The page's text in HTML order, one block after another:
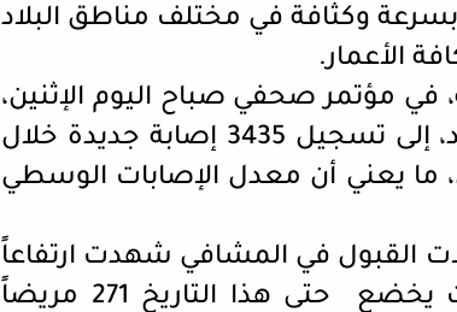
بالانتشار بسرعة وكثافة في مختلف مناطق البلاد
الأعمار.
في مؤتمر صحفي صباح اليوم الإثنين،
لاستعراض تطورات الوباء في البلاد، إلى تسجيل 3435 إصابة جديدة خلال
30 يوليو الماضي، ما يعني أن معدل الإصابات الوسطي
القبول في المشافي شهدت ارتفاعاً
ملحوظاً خلال الفترة نفسها، حيث يخضع حتى هذا التاريخ 271 مريضاً